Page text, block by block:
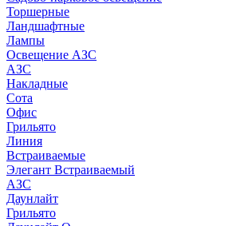
Торшерные
Ландшафтные
Лампы
Освещение АЗС
АЗС
Накладные
Сота
Офис
Грильято
Линия
Встраиваемые
Элегант Встраиваемый
АЗС
Даунлайт
Грильято